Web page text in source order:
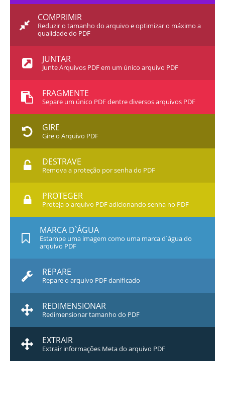
COMPRIMIR
Reduzir o tamanho do arquivo e optimizar o máximo a
qualidade do PDF
JUNTAR
Junte Arquivos PDF em um único arquivo PDF
FRAGMENTE
Separe um único PDF dentre diversos arquivos PDF
GIRE
Gire o Arquivo PDF
DESTRAVE
Remova a proteção por senha do PDF
PROTEGER
Proteja o arquivo PDF adicionando senha no PDF
MARCA D`ÁGUA
Estampe uma imagem como uma marca d`água do
arquivo PDF
REPARE
Repare o arquivo PDF danificado
REDIMENSIONAR
Redimensionar tamanho do PDF
EXTRAIR
Extrair informações Meta do arquivo PDF